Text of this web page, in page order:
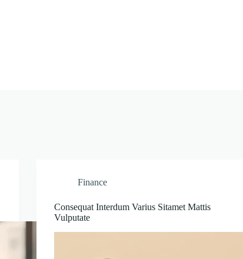
Finance
Consequat Interdum Varius Sitamet Mattis
Vulputate